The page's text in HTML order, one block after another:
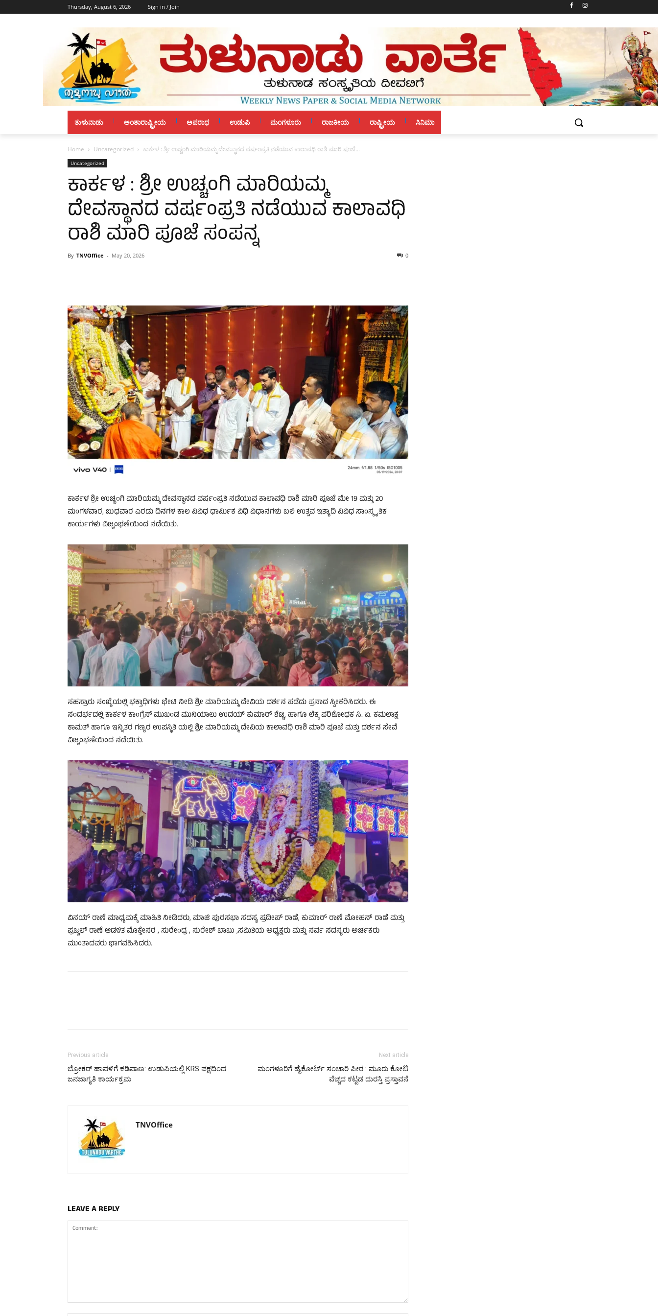
Thursday, August 6, 2026 Sign in / Join
ತುಳುನಾಡು ಅಂತಾರಾಷ್ಟ್ರೀಯ ಅಪರಾಧ ಉಡುಪಿ ಮಂಗಳೂರು ರಾಜಕೀಯ ರಾಷ್ಟ್ರೀಯ ಸಿನಿಮಾ
Home Uncategorized ಕಾರ್ಕಳ : ಶ್ರೀ ಉಚ್ಚಂಗಿ ಮಾರಿಯಮ್ಮ ದೇವಸ್ಥಾನದ ವರ್ಷಂಪ್ರತಿ ನಡೆಯುವ ಕಾಲಾವಧಿ ರಾಶಿ ಮಾರಿ ಪೂಜೆ...
Uncategorized
ಕಾರ್ಕಳ : ಶ್ರೀ ಉಚ್ಚಂಗಿ ಮಾರಿಯಮ್ಮ
ದೇವಸ್ಥಾನದ ವರ್ಷಂಪ್ರತಿ ನಡೆಯುವ ಕಾಲಾವಧಿ
ರಾಶಿ ಮಾರಿ ಪೂಜೆ ಸಂಪನ್ನ
By TNVOffice - May 20, 2026 0
ಕಾರ್ಕಳ ಶ್ರೀ ಉಚ್ಚಂಗಿ ಮಾರಿಯಮ್ಮ ದೇವಸ್ಥಾನದ ವರ್ಷಂಪ್ರತಿ ನಡೆಯುವ ಕಾಲಾವಧಿ ರಾಶಿ ಮಾರಿ ಪೂಜೆ ಮೇ 19 ಮತ್ತು 20
ಮಂಗಳವಾರ, ಬುಧವಾರ ಎರಡು ದಿನಗಳ ಕಾಲ ವಿವಿಧ ಧಾರ್ಮಿಕ ವಿಧಿ ವಿಧಾನಗಳು ಬಲಿ ಉತ್ಸವ ಇತ್ಯಾದಿ ವಿವಿಧ ಸಾಂಸ್ಕೃತಿಕ
ಕಾರ್ಯಗಳು ವಿಜೃಂಭಣೆಯಿಂದ ನಡೆಯಿತು.
ಸಹಸ್ರಾರು ಸಂಖ್ಯೆಯಲ್ಲಿ ಭಕ್ತಾಧಿಗಳು ಭೇಟಿ ನೀಡಿ ಶ್ರೀ ಮಾರಿಯಮ್ಮ ದೇವಿಯ ದರ್ಶನ ಪಡೆದು ಪ್ರಸಾದ ಸ್ವೀಕರಿಸಿದರು. ಈ
ಸಂದರ್ಭದಲ್ಲಿ ಕಾರ್ಕಳ ಕಾಂಗ್ರೆಸ್ ಮುಖಂಡ ಮುನಿಯಾಲು ಉದಯ್ ಕುಮಾರ್ ಶೆಟ್ಟಿ, ಹಾಗೂ ಲೆಕ್ಕ ಪರಿಶೋಧಕ ಸಿ. ಏ. ಕಮಲಾಕ್ಷ
ಕಾಮತ್ ಹಾಗೂ ಇನ್ನಿತರ ಗಣ್ಯರ ಉಪಸ್ಥಿತಿ ಯಲ್ಲಿ ಶ್ರೀ ಮಾರಿಯಮ್ಮ ದೇವಿಯ ಕಾಲಾವಧಿ ರಾಶಿ ಮಾರಿ ಪೂಜೆ ಮತ್ತು ದರ್ಶನ ಸೇವೆ
ವಿಜೃಂಭಣೆಯಿಂದ ನಡೆಯಿತು.
ವಿನಯ್ ರಾಣೆ ಮಾಧ್ಯಮಕ್ಕೆ ಮಾಹಿತಿ ನೀಡಿದರು, ಮಾಜಿ ಪುರಸಭಾ ಸದಸ್ಯ ಪ್ರದೀಪ್ ರಾಣೆ, ಕುಮಾರ್ ರಾಣೆ ಮೋಹನ್ ರಾಣೆ ಮತ್ತು
ಪ್ರಜ್ವಲ್ ರಾಣೆ ಆಡಳಿತ ಮೊಕ್ತೇಸರ , ಸುರೇಂದ್ರ , ಸುರೇಶ್ ಬಾಬು ,ಸಮಿತಿಯ ಅಧ್ಯಕ್ಷರು ಮತ್ತು ಸರ್ವ ಸದಸ್ಯರು ಅರ್ಚಕರು
ಮುಂತಾದವರು ಭಾಗವಹಿಸಿದರು.
Previous article
ಬ್ರೋಕರ್ ಹಾವಳಿಗೆ ಕಡಿವಾಣ: ಉಡುಪಿಯಲ್ಲಿ KRS ಪಕ್ಷದಿಂದ
ಜನಜಾಗೃತಿ ಕಾರ್ಯಕ್ರಮ
Next article
ಮಂಗಳೂರಿಗೆ ಹೈಕೋರ್ಟ್ ಸಂಚಾರಿ ಪೀಠ : ಮೂರು ಕೋಟಿ
ವೆಚ್ಚದ ಕಟ್ಟಡ ದುರಸ್ತಿ ಪ್ರಸ್ತಾವನೆ
TNVOffice
LEAVE A REPLY